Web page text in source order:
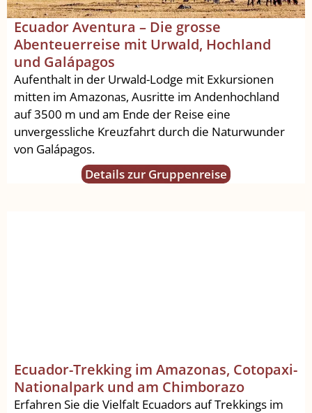
Ecuador Aventura – Die grosse
Abenteuerreise mit Urwald, Hochland
und Galápagos
Aufenthalt in der Urwald-Lodge mit Exkursionen
mitten im Amazonas, Ausritte im Andenhochland
auf 3500 m und am Ende der Reise eine
unvergessliche Kreuzfahrt durch die Naturwunder
von Galápagos.
Details zur Gruppenreise
Ecuador-Trekking im Amazonas, Cotopaxi-
Nationalpark und am Chimborazo
Erfahren Sie die Vielfalt Ecuadors auf Trekkings im